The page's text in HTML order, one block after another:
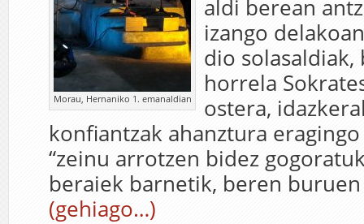
Morau, Hernaniko 1. emanaldian
aldi berean
izango
dio solasaldiak,
horrela
ostera,
konfiantzak ahanztura
“zeinu arrotzen bidez
beraiek barnetik, beren buruen
(gehiago…)